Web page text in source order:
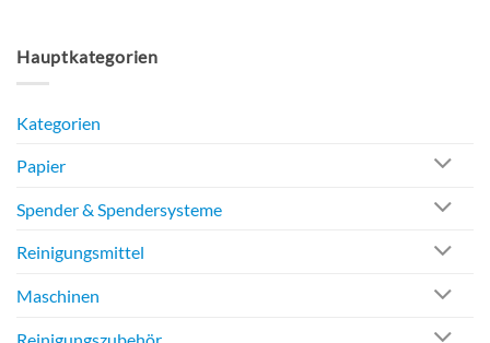
Hauptkategorien
Kategorien
Papier
Spender & Spendersysteme
Reinigungsmittel
Maschinen